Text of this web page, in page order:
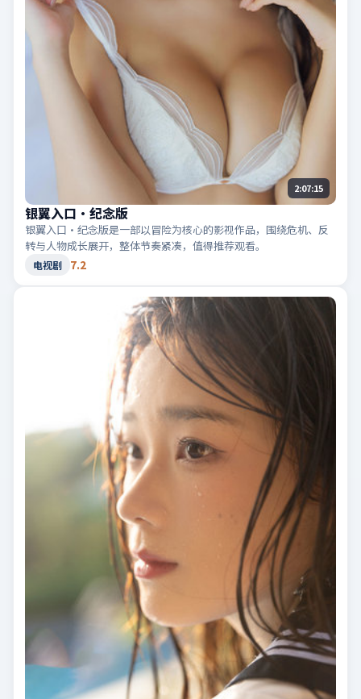
2:07:15
银翼入口·纪念版
银翼入口·纪念版是一部以冒险为核心的影视作品，围绕危机、反
转与人物成长展开，整体节奏紧凑，值得推荐观看。
电视剧 7.2